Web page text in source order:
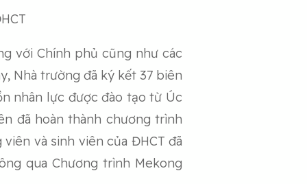
với Chính phủ cũng như các
Nhà trường đã ký kết 37 biên
nhân lực được đào tạo từ Úc
đã hoàn thành chương trình
và sinh viên của ĐHCT đã
qua Chương trình Mekong